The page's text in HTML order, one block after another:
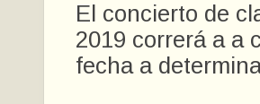
El concierto de
2019 correrá a a
fecha a